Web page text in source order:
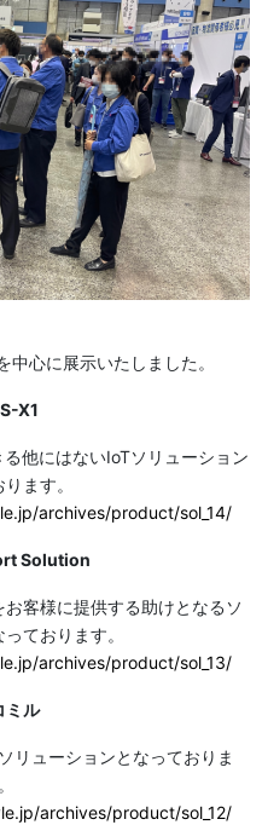
心に展示いたしました。
X1
他にはないIoTソリューション
ます。
archives/product/sol_14/
Solution
客様に提供する助けとなるソ
ております。
archives/product/sol_13/
ミル
リューションとなっておりま
archives/product/sol_12/